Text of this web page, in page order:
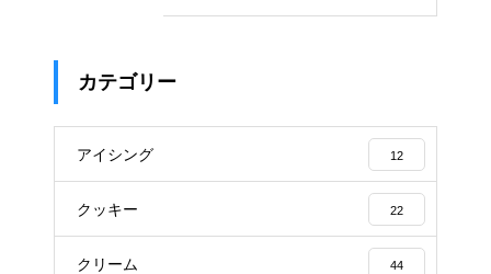
カテゴリー
アイシング 12
クッキー 22
クリーム 44